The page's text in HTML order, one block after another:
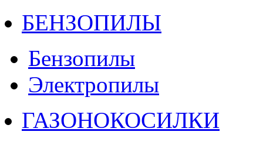
БЕНЗОПИЛЫ
Бензопилы
Электропилы
ГАЗОНОКОСИЛКИ